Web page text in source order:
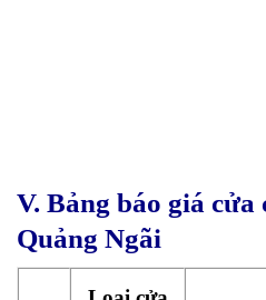
V. Bảng báo giá
Quảng Ngãi